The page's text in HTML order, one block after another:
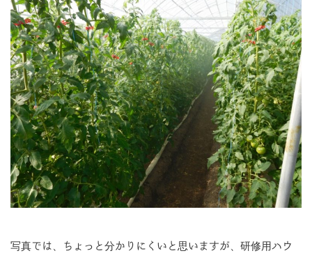
写真では、ちょっと分かりにくいと思いますが、研修用ハウ